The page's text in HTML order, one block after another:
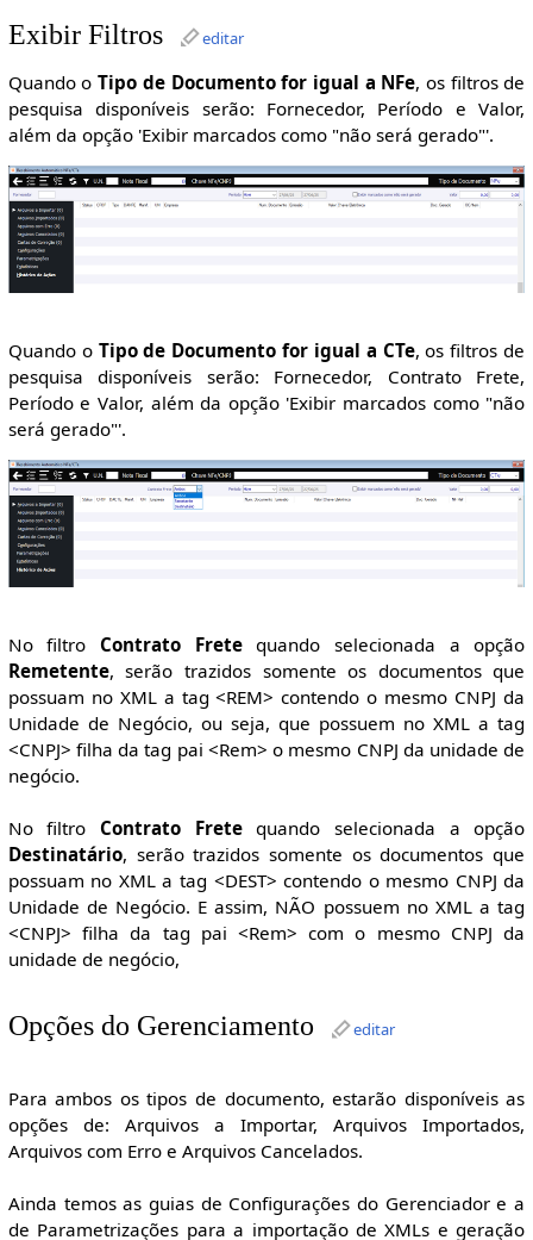
Exibir Filtros editar
Quando oTipo de Documento for igual a NFe, os filtros de
pesquisa disponíveis serão: Fornecedor, Período e Valor,
além da opção 'Exibir marcados como "não será gerado"'.
Quando o Tipo de Documento for igual a CTe, os filtros de
pesquisa disponíveis serão: Fornecedor, Contrato Frete,
Período e Valor, além da opção 'Exibir marcados como "não
será gerado"'.
No filtro Contrato Fretequando selecionada a opção
Remetente, serão trazidos somente os documentos que
possuam no XML a tag <REM> contendo o mesmo CNPJ da
Unidade de Negócio, ou seja, que possuem no XML a tag
<CNPJ> filha da tag pai <Rem> o mesmo CNPJ da unidade de
negócio.
No filtro Contrato Fretequando selecionada a opção
Destinatário, serão trazidos somente os documentos que
possuam no XML a tag <DEST> contendo o mesmo CNPJ da
Unidade de Negócio. E assim, NÃO possuem no XML a tag
<CNPJ> filha da tag pai <Rem> com o mesmo CNPJ da
unidade de negócio,
Opções do Gerenciamento editar
Para ambos os tipos de documento, estarão disponíveis as
opções de: Arquivos a Importar, Arquivos Importados,
Arquivos com Erro e Arquivos Cancelados.
Ainda temos as guias de Configurações do Gerenciador e a
de Parametrizações para a importação de XMLs e geração